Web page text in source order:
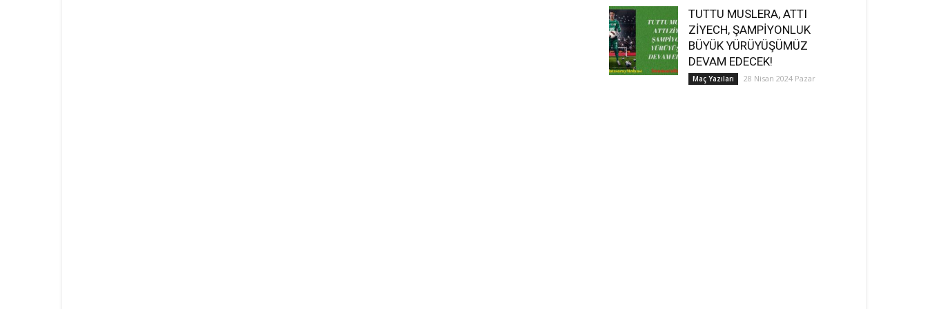
TUTTU MUSLERA, ATTI
ZİYECH, ŞAMPİYONLUK
BÜYÜK YÜRÜYÜŞÜMÜZ
DEVAM EDECEK!
Maç Yazıları 28 Nisan 2024 Pazar